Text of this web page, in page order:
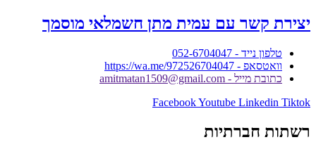
יצירת קשר עם עמית מתן חשמלאי מוסמך
טלפון נייד - 052-6704047
וואטסאפ - https://wa.me/972526704047
כתובת מייל - amitmatan1509@gmail.com
FacebookYoutube Linkedin Tiktok
רשתות חברתיות